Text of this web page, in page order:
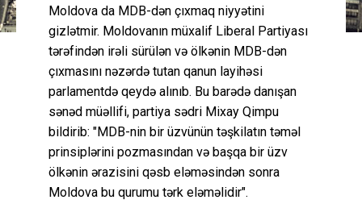
Moldova da MDB-dən çıxmaq niyyətini
gizlətmir. Moldovanın müxalif Liberal Partiyası
tərəfindən irəli sürülən və ölkənin MDB-dən
çıxmasını nəzərdə tutan qanun layihəsi
parlamentdə qeydə alınıb. Bu barədə danışan
sənəd müəllifi, partiya sədri Mixay Qimpu
bildirib: "MDB-nin bir üzvünün təşkilatın təməl
prinsiplərini pozmasından və başqa bir üzv
ölkənin ərazisini qəsb eləməsindən sonra
Moldova bu qurumu tərk eləməlidir".